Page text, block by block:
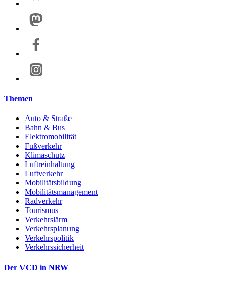
Themen
Auto & Straße
Bahn & Bus
Elektromobilität
Fußverkehr
Klimaschutz
Luftreinhaltung
Luftverkehr
Mobilitätsbildung
Mobilitätsmanagement
Radverkehr
Tourismus
Verkehrslärm
Verkehrsplanung
Verkehrspolitik
Verkehrssicherheit
Der VCD in NRW